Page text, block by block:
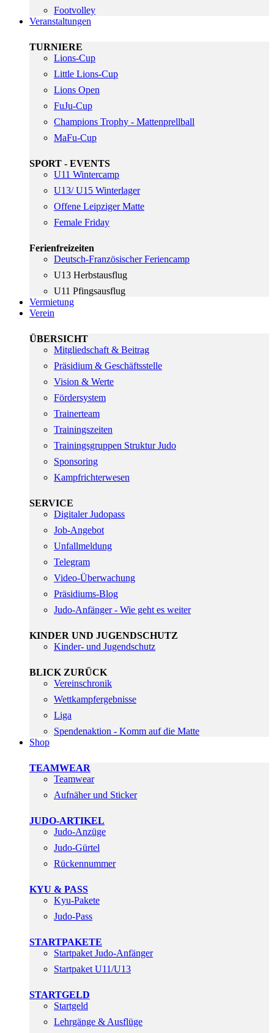
Footvolley
Veranstaltungen
TURNIERE
Lions-Cup
Little Lions-Cup
Lions Open
FuJu-Cup
Champions Trophy - Mattenprellball
MaFu-Cup
SPORT - EVENTS
U11 Wintercamp
U13/ U15 Winterlager
Offene Leipziger Matte
Female Friday
Ferienfreizeiten
Deutsch-Französischer Feriencamp
U13 Herbstausflug
U11 Pfingsausflug
Vermietung
Verein
ÜBERSICHT
Mitgliedschaft & Beitrag
Präsidium & Geschäftsstelle
Vision & Werte
Fördersystem
Trainerteam
Trainingszeiten
Trainingsgruppen Struktur Judo
Sponsoring
Kampfrichterwesen
SERVICE
Digitaler Judopass
Job-Angebot
Unfallmeldung
Telegram
Video-Überwachung
Präsidiums-Blog
Judo-Anfänger - Wie geht es weiter
KINDER UND JUGENDSCHUTZ
Kinder- und Jugendschutz
BLICK ZURÜCK
Vereinschronik
Wettkampfergebnisse
Liga
Spendenaktion - Komm auf die Matte
Shop
TEAMWEAR
Teamwear
Aufnäher und Sticker
JUDO-ARTIKEL
Judo-Anzüge
Judo-Gürtel
Rückennummer
KYU & PASS
Kyu-Pakete
Judo-Pass
STARTPAKETE
Startpaket Judo-Anfänger
Startpaket U11/U13
STARTGELD
Startgeld
Lehrgänge & Ausflüge